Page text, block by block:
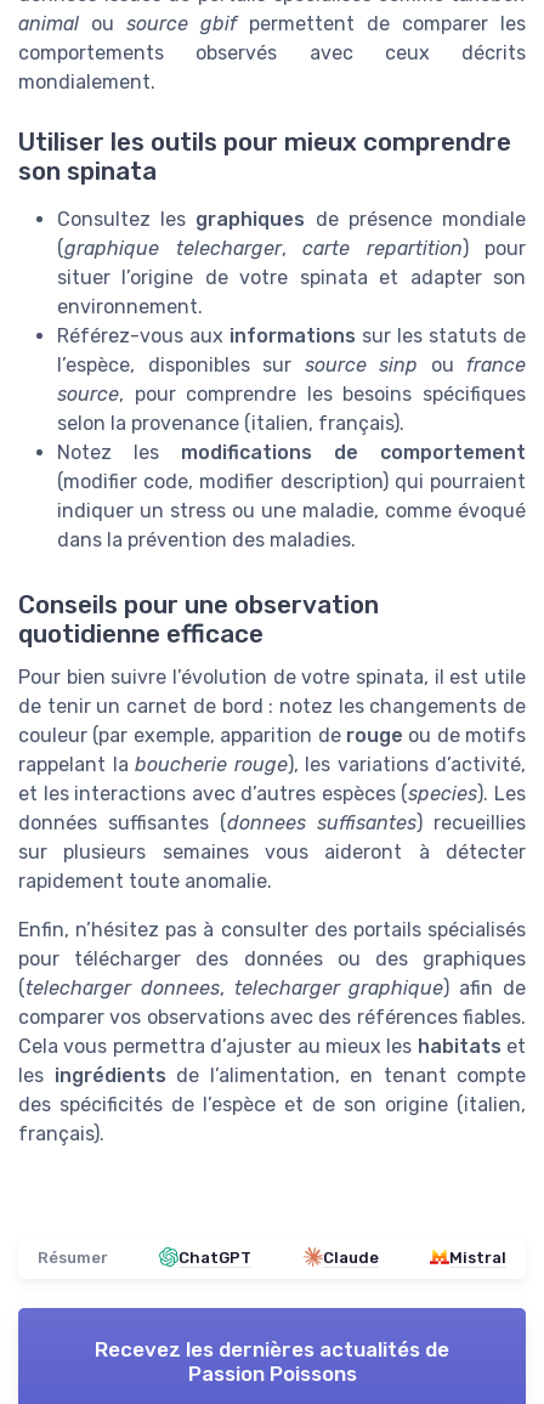
animal ou source gbifpermettent de comparer les
comportements observés avec ceux décrits
mondialement.
Utiliser les outils pour mieux comprendre
son spinata
Consultez les graphiques de présence mondiale
(graphique telecharger, carte repartition) pour
situer l’origine de votre spinata et adapter son
environnement.
Référez-vous aux informations sur les statuts de
l’espèce, disponibles sur source sinp ou france
source, pour comprendre les besoins spécifiques
selon la provenance (italien, français).
Notez les modifications de comportement
(modifier code, modifier description) qui pourraient
indiquer un stress ou une maladie, comme évoqué
dans la prévention des maladies.
Conseils pour une observation
quotidienne efficace
Pour bien suivre l’évolution de votre spinata, il est utile
de tenir un carnet de bord : notez les changements de
couleur (par exemple, apparition de rouge ou de motifs
rappelant la boucherie rouge), les variations d’activité,
et les interactions avec d’autres espèces (species). Les
données suffisantes (donnees suffisantes) recueillies
sur plusieurs semaines vous aideront à détecter
rapidement toute anomalie.
Enfin, n’hésitez pas à consulter des portails spécialisés
pour télécharger des données ou des graphiques
(telecharger donnees, telecharger graphique) afin de
comparer vos observations avec des références fiables.
Cela vous permettra d’ajuster au mieux les habitats et
les ingrédients de l’alimentation, en tenant compte
des spécificités de l’espèce et de son origine (italien,
français).
Résumer ChatGPT Claude Mistral
Recevez les dernières actualités de
Passion Poissons